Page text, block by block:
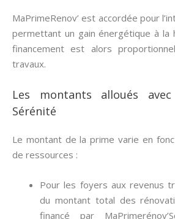
MaPrimeRenov’ est accordée pour
permettant un gain énergétique à la
financement est alors
travaux.
Les montants alloués avec
Sérénité
Le montant de la prime varie en
de ressources :
Pour les foyers aux revenus
du montant total des
financé par